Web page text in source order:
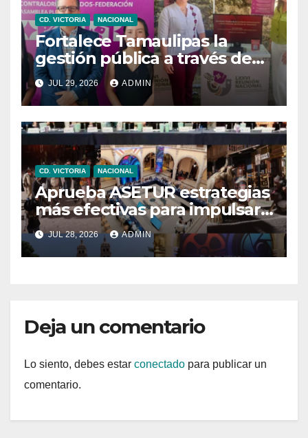
CD. VICTORIA NACIONAL
Fortalece Tamaulipas la
gestión pública a través de
sistemas informáticos
JUL 29, 2026 ADMIN
CD. VICTORIA NACIONAL
Aprueba ASETUR estrategias
más efectivas para impulsar
el turismo en México: Sectur
JUL 28, 2026 ADMIN
Deja un comentario
Lo siento, debes estar conectado para publicar un
comentario.